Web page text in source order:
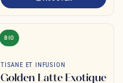
BIO
TISANE ET INFUSION
Golden Latte Exotique